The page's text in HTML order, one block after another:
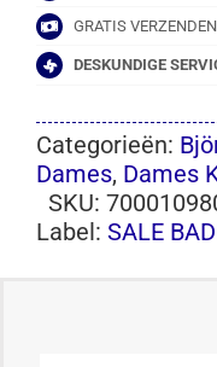
GRATIS
DESKUNDIGE
Categorieën:
Dames, Dames
SKU:
Label: SALE